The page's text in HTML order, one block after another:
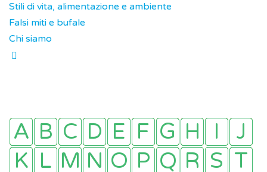
Stili di vita, alimentazione e ambiente
Falsi miti e bufale
Chi siamo